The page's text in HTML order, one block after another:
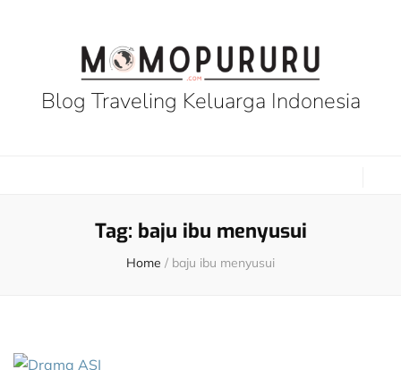
Blog Traveling Keluarga Indonesia
Tag: baju ibu menyusui
Home / baju ibu menyusui